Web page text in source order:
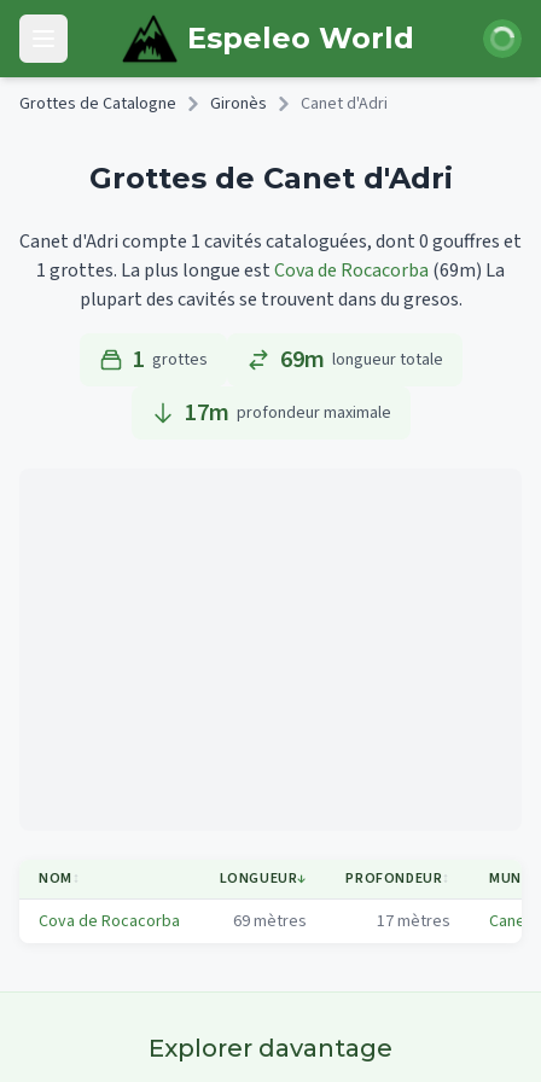
Skip to main content
Open main menu Espeleo World
Grottes de Catalogne Gironès Canet d'Adri
Grottes de Canet d'Adri
Canet d'Adri compte 1 cavités cataloguées, dont 0 gouffres et
1 grottes. La plus longue estCova de Rocacorba (69m) La
plupart des cavités se trouvent dans du gresos.
1 grottes 69m longueur totale
17m profondeur maximale
NOM ↕ LONGUEUR↓ PROFONDEUR↕
Cova de Rocacorba 69mètres 17mètres Canet
Explorer davantage